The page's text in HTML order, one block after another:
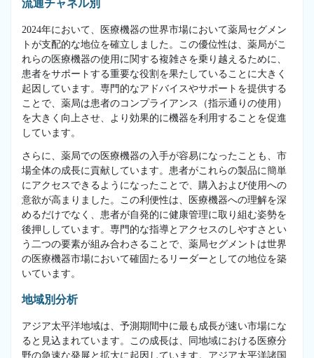
流通チャネル別
2024年において、医療機器の世界市場において薬局セグメン
トが支配的な地位を確立しました。この優位性は、薬局がこ
れらの医療機器の使用に関する複雑さを乗り越えるために、
患者をサポートする重要な役割を果たしていることに大きく
起因しています。専門的なアドバイスやサポートを提供する
ことで、薬局は患者のコンプライアンス（指示通りの使用）
を大きく向上させ、より効果的に機器を利用することを促進
しています。
さらに、薬局での医療機器の入手が容易になったことも、市
場全体の成長に貢献しています。患者がこれらの製品に簡単
にアクセスできるようになったことで、購入および使用への
意欲が高まりました。この利便性は、医療機器への理解を深
めるだけでなく、患者が自発的に健康管理に取り組む姿勢を
後押ししています。専門的な指導とアクセスのしやすさとい
う二つの要素が組み合わさることで、薬局セグメントは世界
の医療機器市場において確固たるリーダーとしての地位を築
いています。
地域別分析
アジア太平洋地域は、予測期間中に最も成長が速い市場にな
ると見込まれています。この成長は、同地域における医療分
野の急速な発展と拡大に起因しています。アジア太平洋諸国